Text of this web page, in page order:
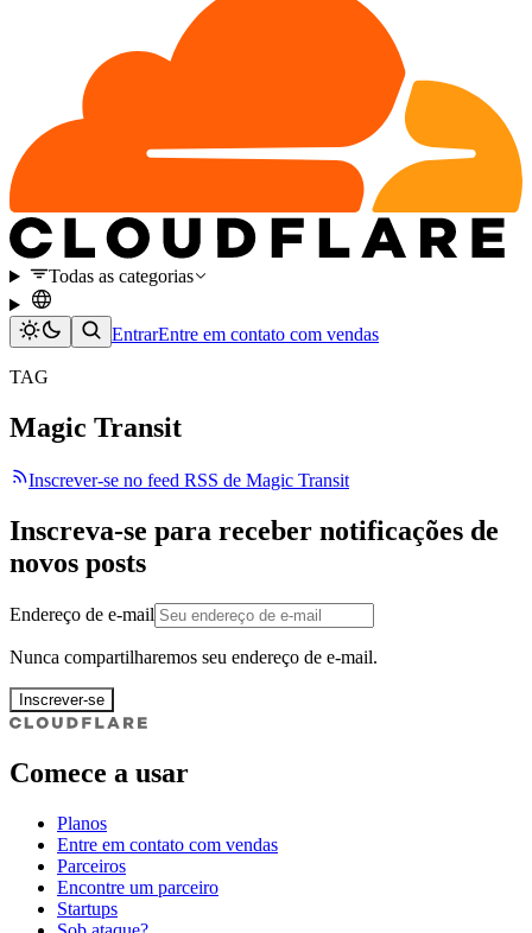
Todas as categorias
EntrarEntre em contato com vendas
TAG
Magic Transit
Inscrever-se no feed RSS de Magic Transit
Inscreva-se para receber notificações de
novos posts
Endereço de e-mail
Nunca compartilharemos seu endereço de e-mail.
Inscrever-se
Comece a usar
Planos
Entre em contato com vendas
Parceiros
Encontre um parceiro
Startups